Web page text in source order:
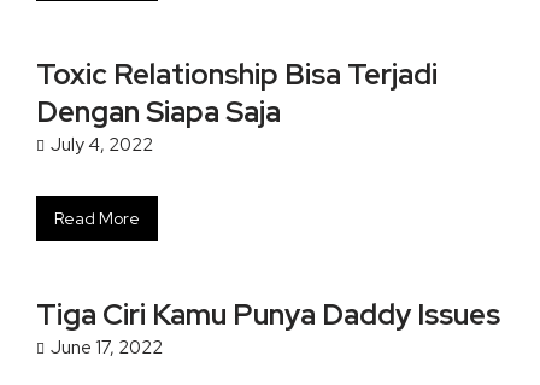
Toxic Relationship Bisa Terjadi
Dengan Siapa Saja
July 4, 2022
Read More
Tiga Ciri Kamu Punya Daddy Issues
June 17, 2022